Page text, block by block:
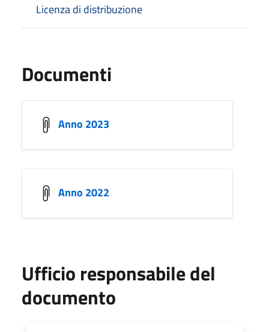
Licenza di distribuzione
Documenti
Anno 2023
Anno 2022
Ufficio responsabile del
documento